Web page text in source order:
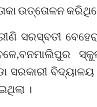
ଉତ୍ତୋଳନ
ସରସ୍ବତୀ
ସରକାରୀ
।